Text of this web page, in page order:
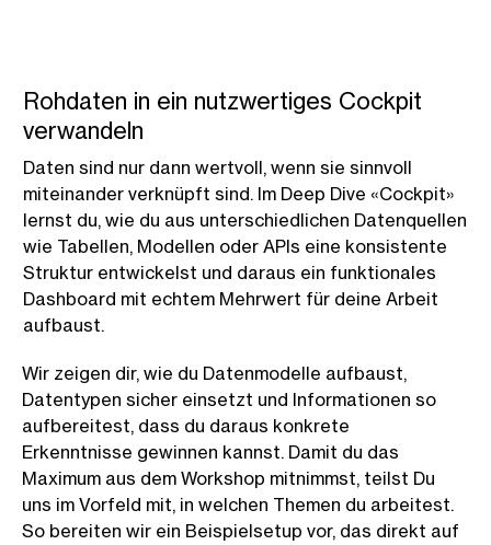
Rohdaten in ein nutzwertiges Cockpit
verwandeln
Daten sind nur dann wertvoll, wenn sie sinnvoll
miteinander verknüpft sind. Im Deep Dive «Cockpit»
lernst du, wie du aus unterschiedlichen Datenquellen
wie Tabellen, Modellen oder APIs eine konsistente
Struktur entwickelst und daraus ein funktionales
Dashboard mit echtem Mehrwert für deine Arbeit
aufbaust.
Wir zeigen dir, wie du Datenmodelle aufbaust,
Datentypen sicher einsetzt und Informationen so
aufbereitest, dass du daraus konkrete
Erkenntnisse gewinnen kannst. Damit du das
Maximum aus dem Workshop mitnimmst, teilst Du
uns im Vorfeld mit, in welchen Themen du arbeitest.
So bereiten wir ein Beispielsetup vor, das direkt auf